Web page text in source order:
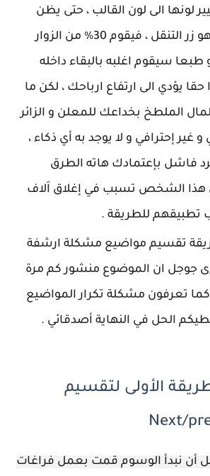
لونها الى لون القالب ، حتى يظن
الزائر ان الاعلان هو زر التنقل ، فيقوم 30% من الزوار
طبعا سيقوم اغلبه بالبقاء داخله
حقا يؤدي الى ارتفاع ارباحك ، لكن ما
الملطخ بخداعك للمعلن و الزائر
غير إحترافي و لا يوجد به أي ذكاء ،
فاشل بإعتمادك هاته الطرق
ان هذا الشخص تسبب في إغلاق اَلاف
تطبيقهم للطريقة .
تقسيم مواضيع مشكلة ارشفة
جوجل ان الموضوع منشور كم مرة
تعرفون مشكلة تكرار المواضيع
الحل في النهاية أصدقائي .
الأولى لتقسيم
أن نبدأ الوسوم قمت بعمل فراغات